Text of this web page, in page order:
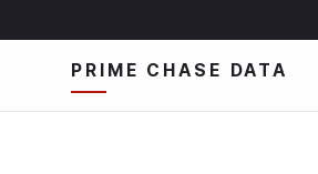
PRIME CHASE DATA